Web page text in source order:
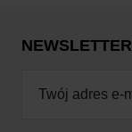
NEWSLETTER